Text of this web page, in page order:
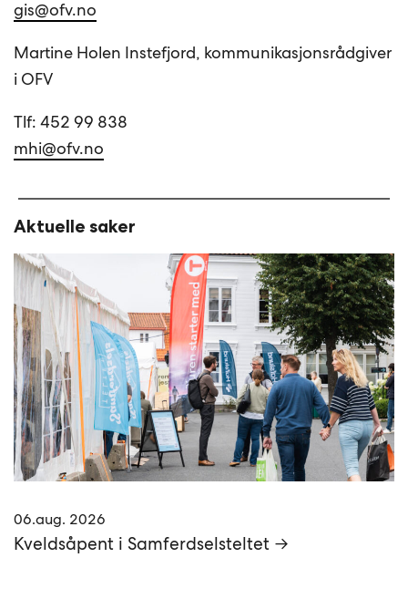
gis@ofv.no
Martine Holen Instefjord, kommunikasjonsrådgiver
i OFV
Tlf: 452 99 838
mhi@ofv.no
Aktuelle saker
06.aug. 2026
Kveldsåpent i Samferdselsteltet →